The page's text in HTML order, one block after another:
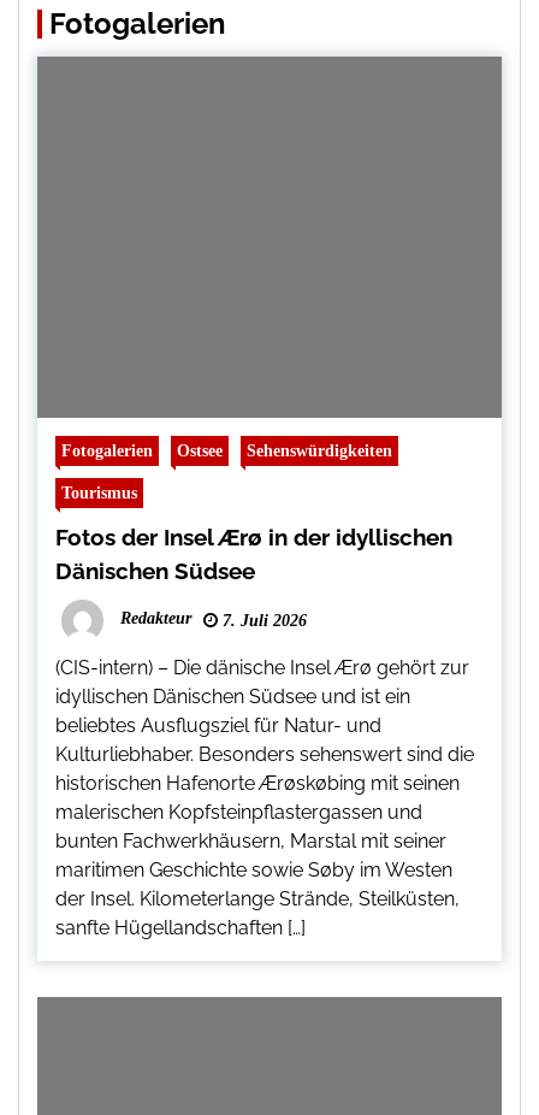
Fotogalerien
Fotogalerien Ostsee Sehenswürdigkeiten
Tourismus
Fotos der Insel Ærø in der idyllischen
Dänischen Südsee
Redakteur 7. Juli 2026
(CIS-intern) – Die dänische Insel Ærø gehört zur
idyllischen Dänischen Südsee und ist ein
beliebtes Ausflugsziel für Natur- und
Kulturliebhaber. Besonders sehenswert sind die
historischen Hafenorte Ærøskøbing mit seinen
malerischen Kopfsteinpflastergassen und
bunten Fachwerkhäusern, Marstal mit seiner
maritimen Geschichte sowie Søby im Westen
der Insel. Kilometerlange Strände, Steilküsten,
sanfte Hügellandschaften […]